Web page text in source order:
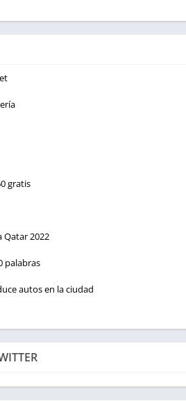
gratis
Qatar 2022
palabras
autos en la ciudad